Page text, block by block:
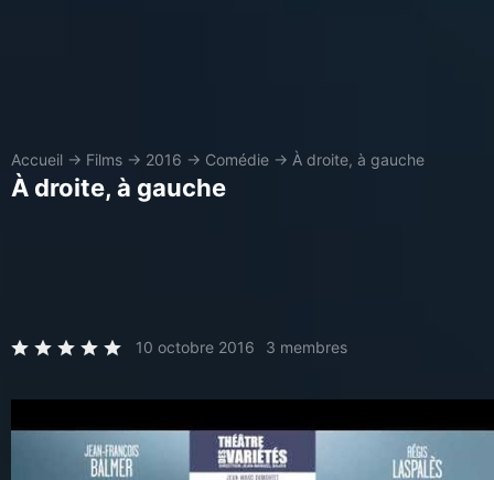
Accueil → Films → 2016 → Comédie → À droite, à gauche
À droite, à gauche
10 octobre 2016 3 membres